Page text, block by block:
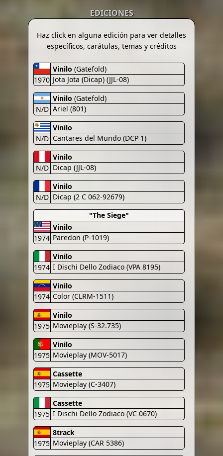
EDICIONES
Haz click en alguna edición para ver detalles
específicos, carátulas, temas y créditos
1970
Vinilo(Gatefold)
Jota Jota (Dicap) (JJL-08)
N/D
Vinilo (Gatefold)
Ariel (801)
N/D
Vinilo
Cantares del Mundo (DCP 1)
N/D
Vinilo
Dicap (JJL-08)
N/D
Vinilo
Dicap (2 C 062-92679)
"The Siege"
1974
Vinilo
Paredon (P-1019)
1974
Vinilo
I Dischi Dello Zodiaco (VPA 8195)
1974
Vinilo
Color (CLRM-1511)
1975
Vinilo
Movieplay (S-32.735)
1975
Vinilo
Movieplay (MOV-5017)
1975
Cassette
Movieplay (C-3407)
1975
Cassette
I Dischi Dello Zodiaco (VC 0670)
1975
8track
Movieplay (CAR 5386)